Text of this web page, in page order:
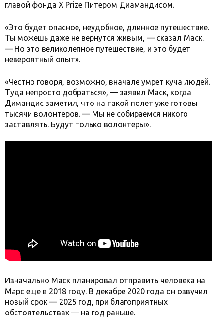
главой фонда X Prize Питером Диамандисом.
«Это будет опасное, неудобное, длинное путешествие.
Ты можешь даже не вернутся живым, — сказал Маск.
— Но это великолепное путешествие, и это будет
невероятный опыт».
«Честно говоря, возможно, вначале умрет куча людей.
Туда непросто добраться», — заявил Маск, когда
Димандис заметил, что на такой полет уже готовы
тысячи волонтеров. — Мы не собираемся никого
заставлять. Будут только волонтеры».
Изначально Маск планировал отправить человека на
Марс еще в 2018 году. В декабре 2020 года он озвучил
новый срок — 2025 год, при благоприятных
обстоятельствах — на год раньше.